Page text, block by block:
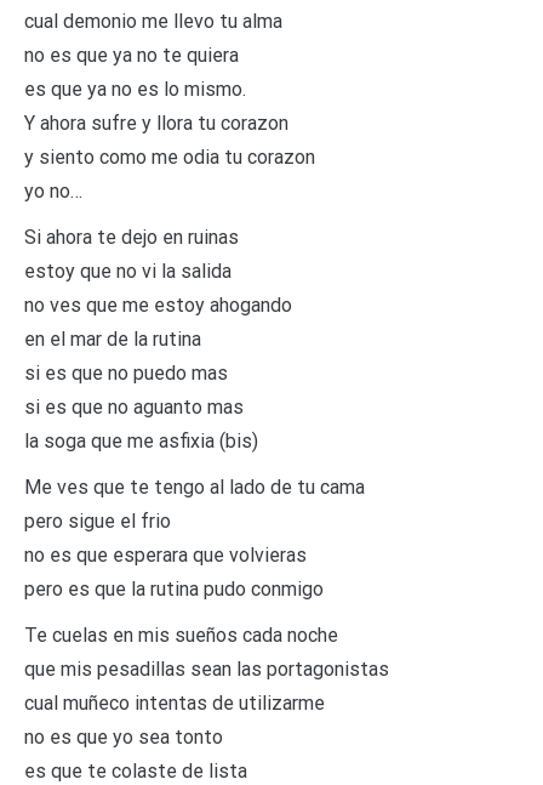
cual demonio me llevo tu alma
no es que ya no te quiera
es que ya no es lo mismo.
Y ahora sufre y llora tu corazon
y siento como me odia tu corazon
yo no…
Si ahora te dejo en ruinas
estoy que no vi la salida
no ves que me estoy ahogando
en el mar de la rutina
si es que no puedo mas
si es que no aguanto mas
la soga que me asfixia (bis)
Me ves que te tengo al lado de tu cama
pero sigue el frio
no es que esperara que volvieras
pero es que la rutina pudo conmigo
Te cuelas en mis sueños cada noche
que mis pesadillas sean las portagonistas
cual muñeco intentas de utilizarme
no es que yo sea tonto
es que te colaste de lista